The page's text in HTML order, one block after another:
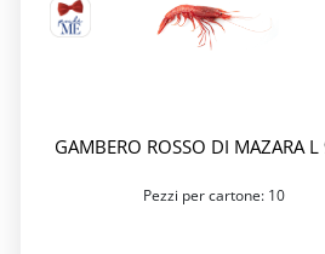
GAMBERO ROSSO DI MAZARA
Pezzi per cartone: 10